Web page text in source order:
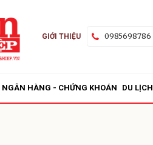
GIỚI THIỆU 0985698786
NGÂN HÀNG - CHỨNG KHOÁN DU LỊCH